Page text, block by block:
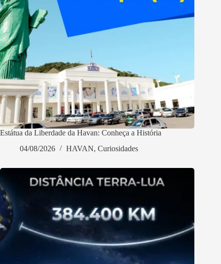
Estátua da Liberdade da Havan: Conheça a História
04/08/2026
HAVAN, Curiosidades